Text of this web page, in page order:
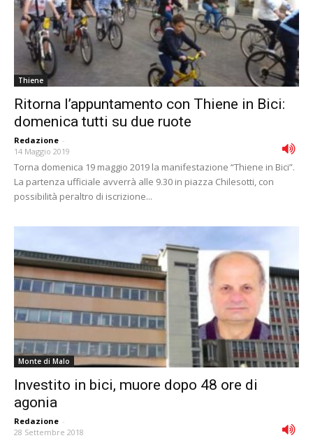
Thiene
Ritorna l’appuntamento con Thiene in Bici:
domenica tutti su due ruote
Redazione -
14 Maggio 2019
Torna domenica 19 maggio 2019 la manifestazione “Thiene in Bici”.
La partenza ufficiale avverrà alle 9.30 in piazza Chilesotti, con
possibilità peraltro di iscrizione...
Monte di Malo
Investito in bici, muore dopo 48 ore di
agonia
Redazione -
28 Settembre 2018